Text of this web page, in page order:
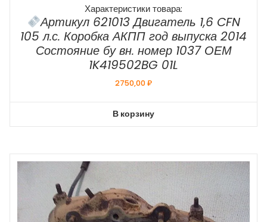
Характеристики товара:
Артикул 621013 Двигатель 1,6 CFN
105 л.с. Коробка АКПП год выпуска 2014
Состояние бу вн. номер 1037 ОЕМ
1K419502BG 01L
2750,00₽
В корзину